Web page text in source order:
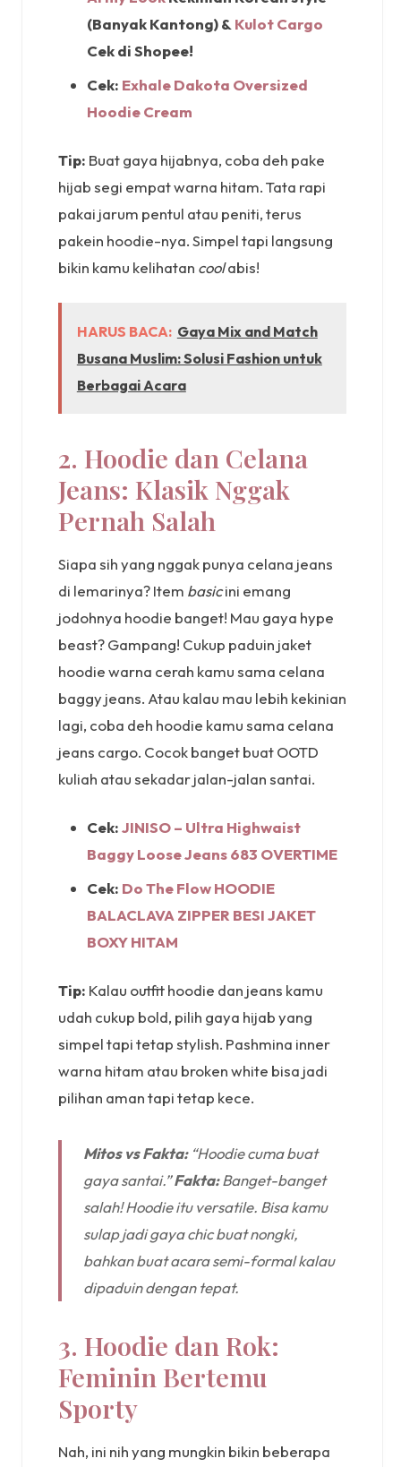
(Banyak Kantong) &Kulot Cargo
Cek di Shopee!
Cek: Exhale Dakota Oversized
Hoodie Cream
Tip: Buat gaya hijabnya, coba deh pake
hijab segi empat warna hitam. Tata rapi
pakai jarum pentul atau peniti, terus
pakein hoodie-nya. Simpel tapi langsung
bikin kamu kelihatan coolabis!
HARUS BACA: Gaya Mix and Match
Busana Muslim: Solusi Fashion untuk
Berbagai Acara
2. Hoodie dan Celana
Jeans: Klasik Nggak
Pernah Salah
Siapa sih yang nggak punya celana jeans
di lemarinya? Item basicini emang
jodohnya hoodie banget! Mau gaya hype
beast? Gampang! Cukup paduin jaket
hoodie warna cerah kamu sama celana
baggy jeans. Atau kalau mau lebih kekinian
lagi, coba deh hoodie kamu sama celana
jeans cargo. Cocok banget buat OOTD
kuliah atau sekadar jalan-jalan santai.
Cek:JINISO – Ultra Highwaist
Baggy Loose Jeans 683 OVERTIME
Cek: Do The Flow HOODIE
BALACLAVA ZIPPER BESI JAKET
BOXY HITAM
Tip: Kalau outfit hoodie dan jeans kamu
udah cukup bold, pilih gaya hijab yang
simpel tapi tetap stylish. Pashmina inner
warna hitam atau broken white bisa jadi
pilihan aman tapi tetap kece.
Mitos vs Fakta:“Hoodie cuma buat
gaya santai.”Fakta:Banget-banget
salah! Hoodie itu versatile. Bisa kamu
sulap jadi gaya chic buat nongki,
bahkan buat acara semi-formal kalau
dipaduin dengan tepat.
3. Hoodie dan Rok:
Feminin Bertemu
Sporty
Nah, ini nih yang mungkin bikin beberapa